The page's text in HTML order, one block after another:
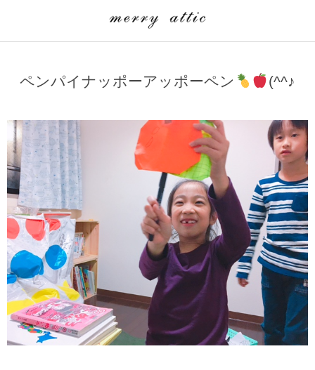
ペンパイナッポーアッポーペン (^^♪
埼玉県
merry attic ミュージッククラス